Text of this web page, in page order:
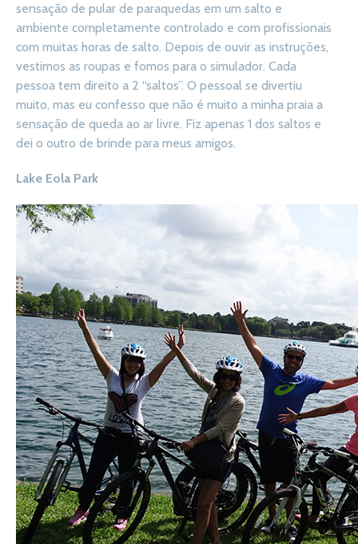
sensação de pular de paraquedas em um salto e
ambiente completamente controlado e com profissionais
com muitas horas de salto. Depois de ouvir as instruções,
vestimos as roupas e fomos para o simulador. Cada
pessoa tem direito a 2 “saltos”. O pessoal se divertiu
muito, mas eu confesso que não é muito a minha praia a
sensação de queda ao ar livre. Fiz apenas 1 dos saltos e
dei o outro de brinde para meus amigos.
Lake Eola Park